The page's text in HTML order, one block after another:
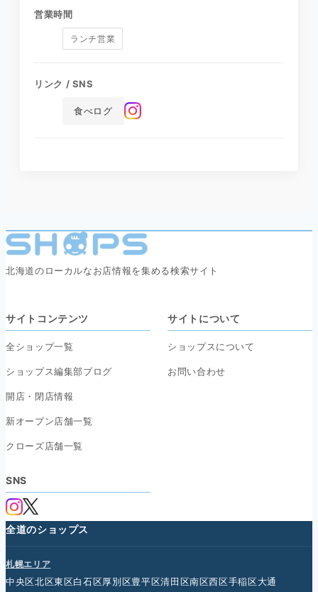
営業時間
ランチ営業
リンク / SNS
食べログ
北海道のローカルなお店情報を集める検索サイト
サイトコンテンツ
全ショップ一覧
ショップス編集部ブログ
開店・閉店情報
新オープン店舗一覧
クローズ店舗一覧
サイトについて
ショップスについて
お問い合わせ
SNS
全道のショップス
札幌エリア
中央区北区東区白石区厚別区豊平区清田区南区西区手稲区大通